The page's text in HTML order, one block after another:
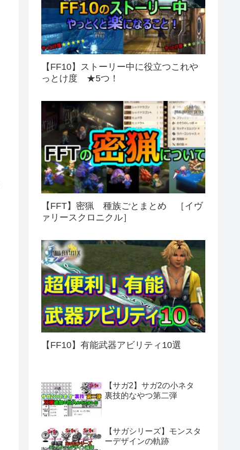
【FF10】ストーリー中に役立つこれや
っとけ度 ★5つ！
【FFT】密猟 種族ごとまとめ ［イヴ
ァリースクロニクル］
【FF10】有能武器アビリティ10選
【サガ2】サガ2の小ネタ
裏技的なやつ第二弾
【サガシリーズ】モンスタ
ーデザインの軌跡